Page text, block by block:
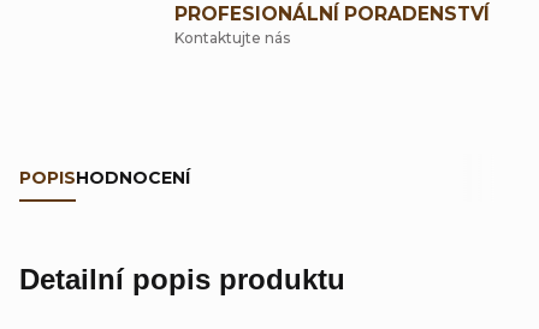
PROFESIONÁLNÍ PORADENSTVÍ
Kontaktujte nás
POPISHODNOCENÍ
Detailní popis produktu